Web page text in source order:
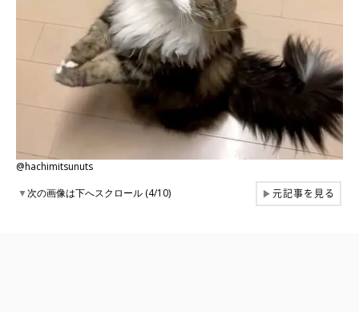
@hachimitsunuts
▼次の画像は下へスクロール (4/10) ▶元記事を見る